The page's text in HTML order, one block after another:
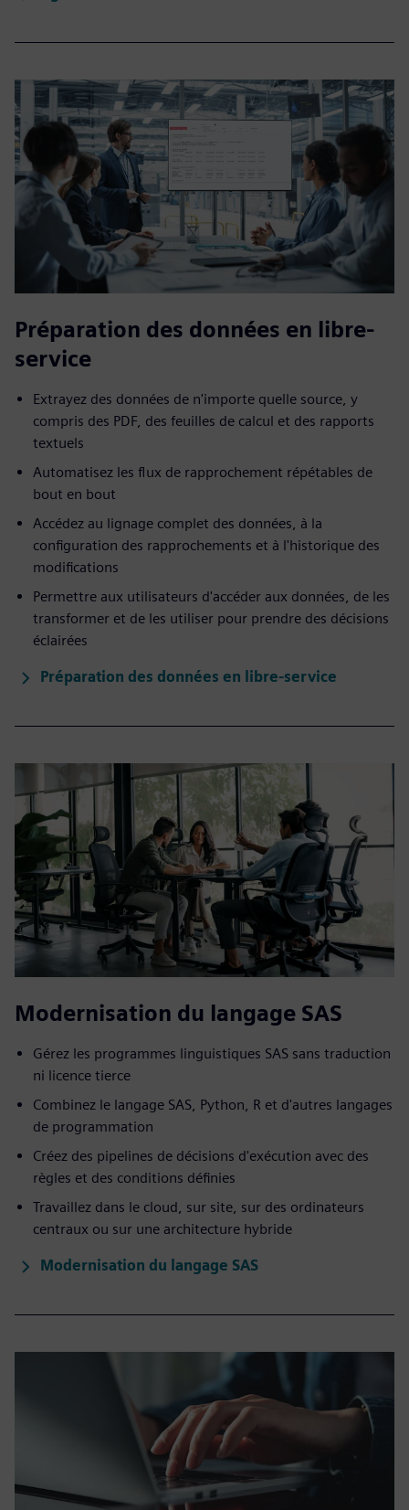
Préparation des données en libre-
service
Extrayez des données de n'importe quelle source, y
compris des PDF, des feuilles de calcul et des rapports
textuels
Automatisez les flux de rapprochement répétables de
bout en bout
Accédez au lignage complet des données, à la
configuration des rapprochements et à l'historique des
modifications
Permettre aux utilisateurs d'accéder aux données, de les
transformer et de les utiliser pour prendre des décisions
éclairées
Préparation des données en libre-service
Modernisation du langage SAS
Gérez les programmes linguistiques SAS sans traduction
ni licence tierce
Combinez le langage SAS, Python, R et d'autres langages
de programmation
Créez des pipelines de décisions d'exécution avec des
règles et des conditions définies
Travaillez dans le cloud, sur site, sur des ordinateurs
centraux ou sur une architecture hybride
Modernisation du langage SAS